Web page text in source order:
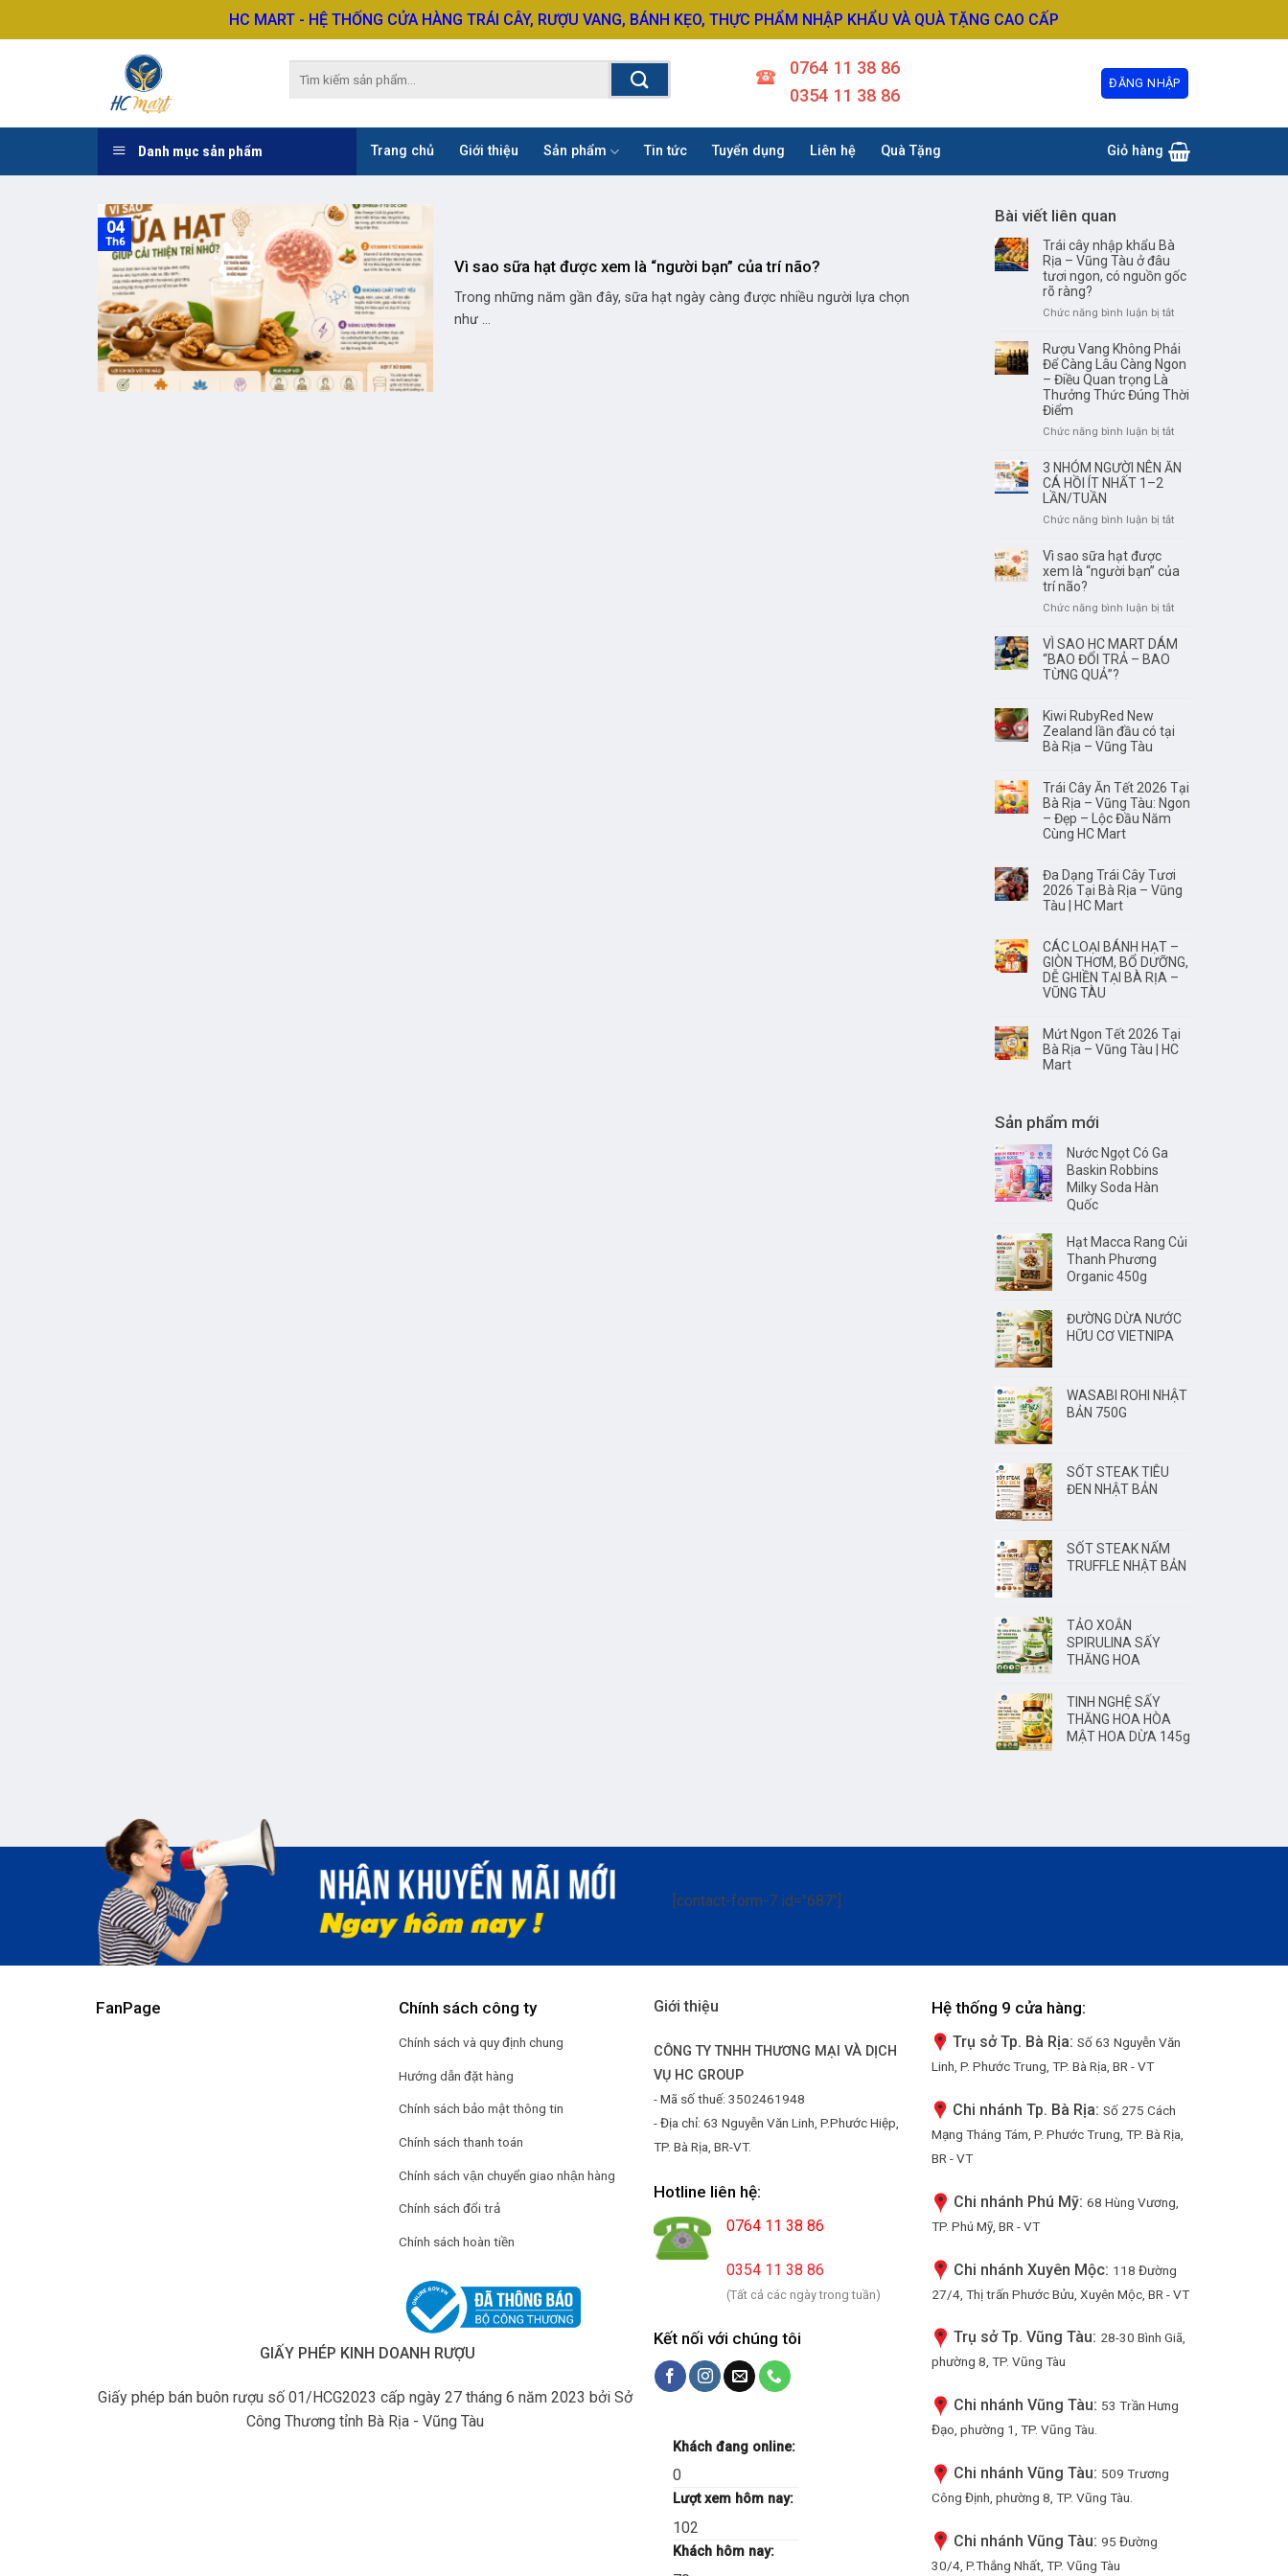
to
HC MART - HỆ THỐNG CỬA HÀNG TRÁI CÂY, RƯỢU VANG, BÁNH KẸO, THỰC PHẨM NHẬP KHẨU VÀ QUÀ TẶNG CAO CẤP
0764 11 38 86
0354 11 38 86
ĐĂNG NHẬP
Danh mục sản phẩm Trang chủ Giới thiệu Sản phẩm Tin tức Tuyển dụng Liên hệ Quà Tặng Giỏ hàng
Vì sao sữa hạt được xem là “người bạn” của trí não?
Trong những năm gần đây, sữa hạt ngày càng được nhiều người lựa chọn
như ...
04
Th6
Bài viết liên quan
Trái cây nhập khẩu Bà
Rịa – Vũng Tàu ở đâu
tươi ngon, có nguồn gốc
rõ ràng?
Chức năng bình luận bị tắtở
cây
nhập
Bà
ở
ngon,
gốc
ràng?
Rượu Vang Không Phải
Để Càng Lâu Càng Ngon
– Điều Quan trọng Là
Thưởng Thức Đúng Thời
Điểm
Chức năng bình luận bị tắtở
Vang
Ngon
Điều
trọng
Thời
Điểm
3 NHÓM NGƯỜI NÊN ĂN
CÁ HỒI ÍT NHẤT 1–2
LẦN/TUẦN
Chức năng bình luận bị tắtở
NGƯỜI
ÍT
Vì sao sữa hạt được
xem là “người bạn” của
trí não?
Chức năng bình luận bị tắtở
sao
“người
trí
não?
VÌ SAO HC MART DÁM
“BAO ĐỔI TRẢ – BAO
TỪNG QUẢ”?
Kiwi RubyRed New
Zealand lần đầu có tại
Bà Rịa – Vũng Tàu
Trái Cây Ăn Tết 2026 Tại
Bà Rịa – Vũng Tàu: Ngon
– Đẹp – Lộc Đầu Năm
Cùng HC Mart
Đa Dạng Trái Cây Tươi
2026 Tại Bà Rịa – Vũng
Tàu | HC Mart
CÁC LOẠI BÁNH HẠT –
GIÒN THƠM, BỔ DƯỠNG,
DỄ GHIỀN TẠI BÀ RỊA –
VŨNG TÀU
Mứt Ngon Tết 2026 Tại
Bà Rịa – Vũng Tàu | HC
Mart
Sản phẩm mới
Nước Ngọt Có Ga
Baskin Robbins
Milky Soda Hàn
Quốc
Hạt Macca Rang Củi
Thanh Phương
Organic 450g
ĐƯỜNG DỪA NƯỚC
HỮU CƠ VIETNIPA
WASABI ROHI NHẬT
BẢN 750G
SỐT STEAK TIÊU
ĐEN NHẬT BẢN
SỐT STEAK NẤM
TRUFFLE NHẬT BẢN
TẢO XOẮN
SPIRULINA SẤY
THĂNG HOA
TINH NGHỆ SẤY
THĂNG HOA HÒA
MẬT HOA DỪA 145g
[contact-form-7 id="687"]
FanPage Chính sách công ty
Chính sách và quy định chung
Hướng dẫn đặt hàng
Chính sách bảo mật thông tin
Chính sách thanh toán
Chính sách vận chuyển giao nhận hàng
Chính sách đổi trả
Chính sách hoàn tiền
GIẤY PHÉP KINH DOANH RƯỢU
Giấy phép bán buôn rượu số 01/HCG2023 cấp ngày 27 tháng 6 năm 2023 bởi Sở
Công Thương tỉnh Bà Rịa - Vũng Tàu
Giới thiệu
CÔNG TY TNHH THƯƠNG MẠI VÀ DỊCH
VỤ HC GROUP
- Mã số thuế: 3502461948
- Địa chỉ: 63 Nguyễn Văn Linh, P.Phước Hiệp,
TP. Bà Rịa, BR-VT.
Hotline liên hệ:
0764 11 38 86
0354 11 38 86
(Tất cả các ngày trong tuần)
Kết nối với chúng tôi
Khách đang online:
0
Lượt xem hôm nay:
102
Khách hôm nay:
Hệ thống 9 cửa hàng:
Trụ sở Tp. Bà Rịa:Số 63 Nguyễn Văn
Linh, P. Phước Trung, TP. Bà Rịa, BR - VT
Chi nhánh Tp. Bà Rịa:Số 275 Cách
Mạng Tháng Tám, P. Phước Trung, TP. Bà Rịa,
BR - VT
Chi nhánh Phú Mỹ:68 Hùng Vương,
TP. Phú Mỹ, BR - VT
Chi nhánh Xuyên Mộc: 118 Đường
27/4, Thị trấn Phước Bửu, Xuyên Mộc, BR - VT
Trụ sở Tp. Vũng Tàu: 28-30 Bình Giã,
phường 8, TP. Vũng Tàu
Chi nhánh Vũng Tàu: 53 Trần Hưng
Đạo, phường 1, TP. Vũng Tàu.
Chi nhánh Vũng Tàu: 509 Trương
Công Định, phường 8, TP. Vũng Tàu.
Chi nhánh Vũng Tàu:95 Đường
30/4, P.Thắng Nhất, TP. Vũng Tàu